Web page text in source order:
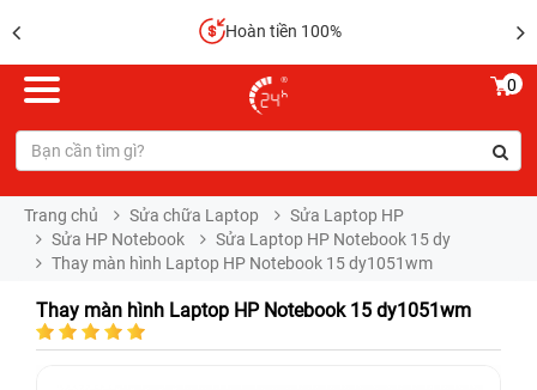
Hoàn tiền 100%
0
Trang chủ Sửa chữa Laptop
Sửa Laptop HP
Sửa HP Notebook
Sửa Laptop HP Notebook 15 dy
Thay màn hình Laptop HP Notebook 15 dy1051wm
Thay màn hình Laptop HP Notebook 15 dy1051wm